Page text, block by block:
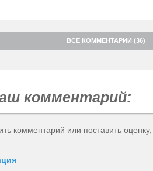
ВСЕ КОММЕНТАРИИ (36)
комментарий:
комментарий или поставить